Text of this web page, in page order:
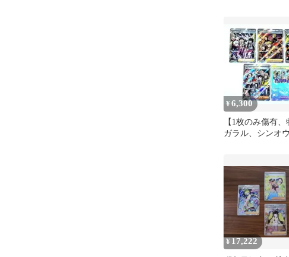
¥6,300
【1枚のみ傷有、
ガラル、シンオ
¥ 17,222